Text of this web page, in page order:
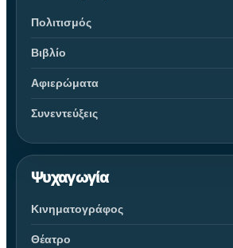
Πολιτισμός
Βιβλίο
Αφιερώματα
Συνεντεύξεις
Ψυχαγωγία
Κινηματογράφος
Θέατρο